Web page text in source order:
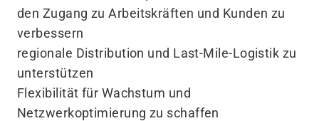
den Zugang zu Arbeitskräften und Kunden zu
verbessern
regionale Distribution und Last-Mile-Logistik zu
unterstützen
Flexibilität für Wachstum und
Netzwerkoptimierung zu schaffen